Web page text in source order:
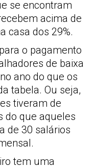
se encontram
acima de
casa dos 29%.
o pagamento
de baixa
ano do que os
tabela. Ou seja,
tiveram de
do que aqueles
de 30 salários
tem uma